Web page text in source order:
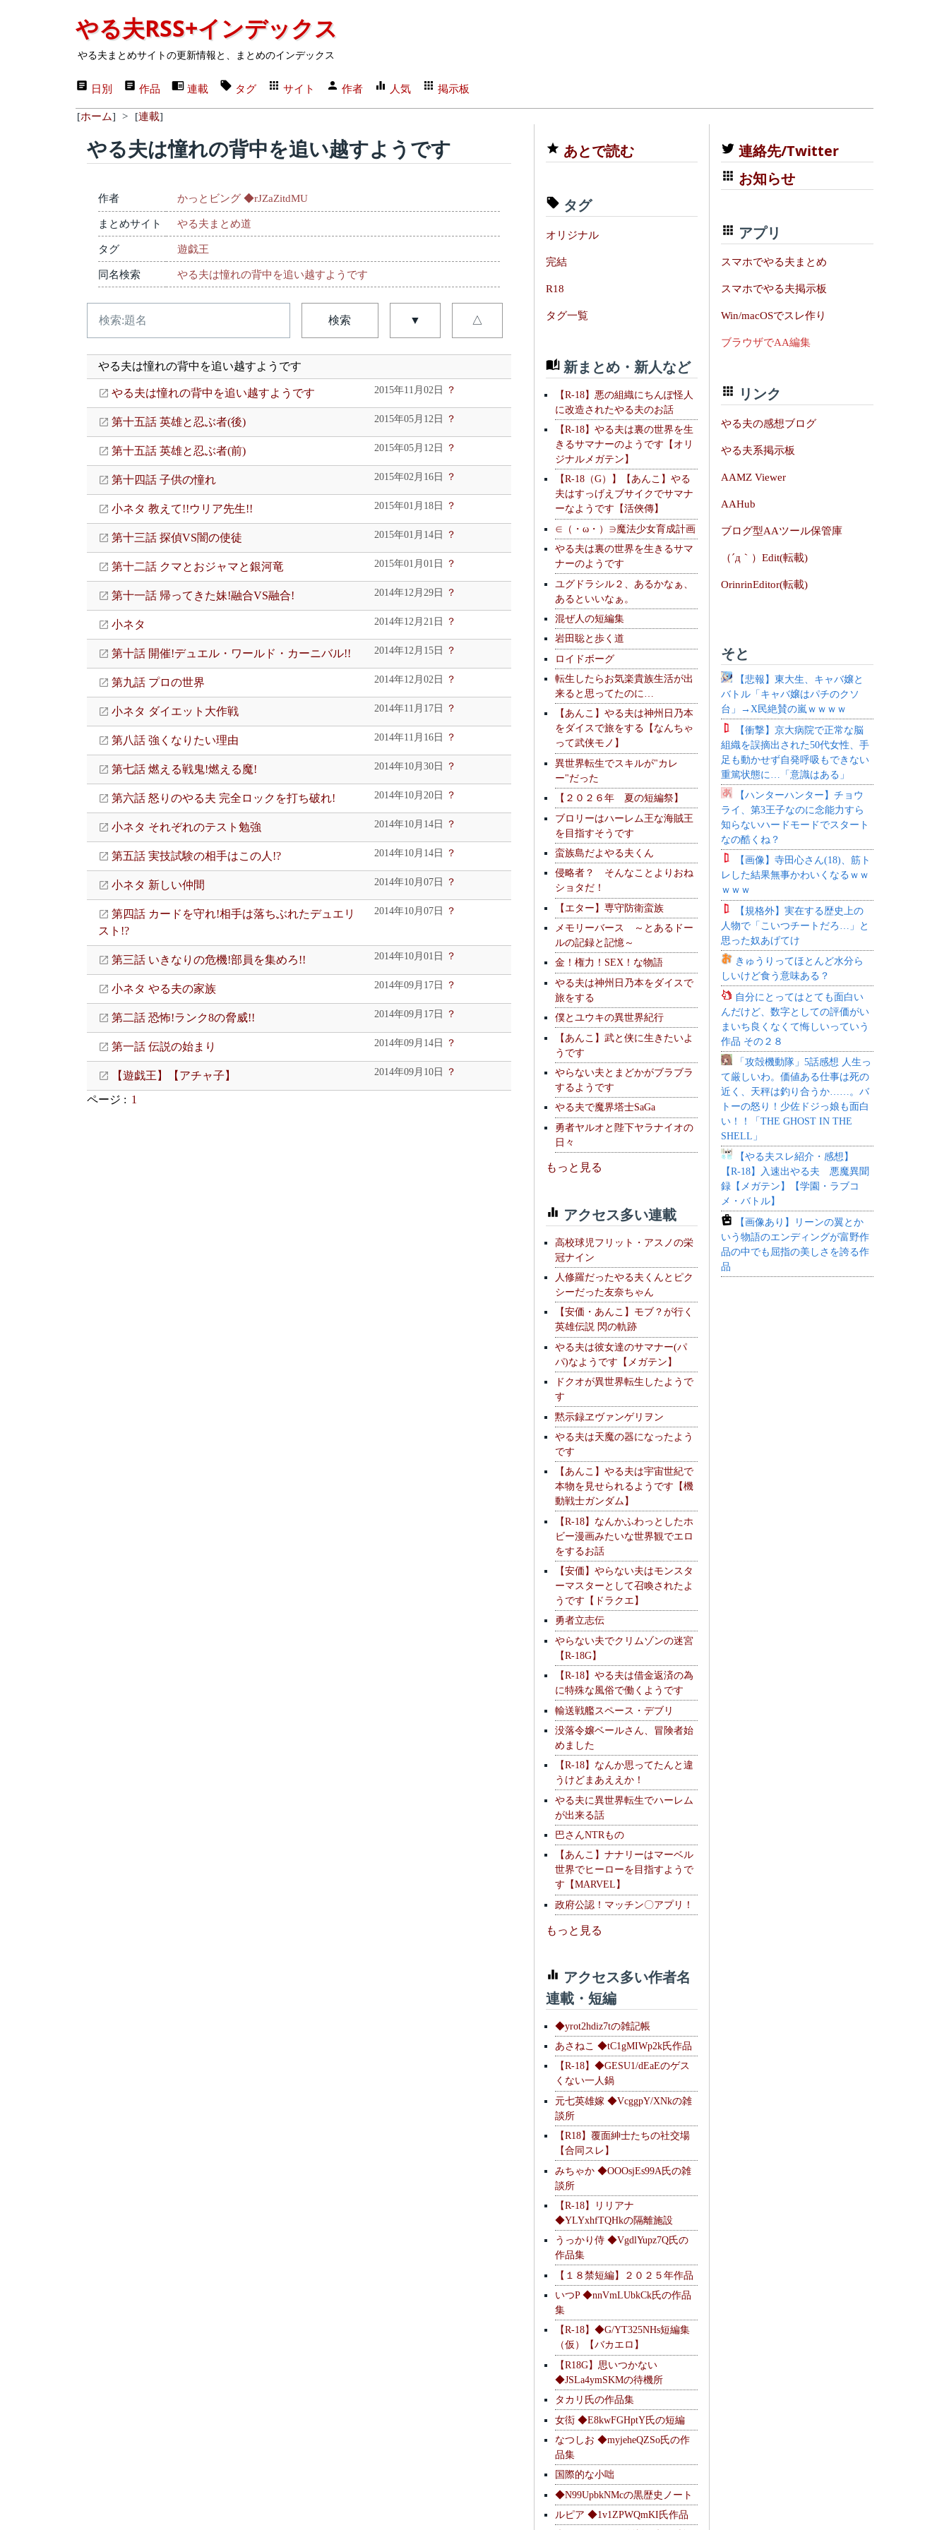
やる夫RSS+インデックス
やる夫まとめサイトの更新情報と、まとめのインデックス
日別 作品 連載 タグ サイト 作者 人気 掲示板
[ホーム] > [連載]
やる夫は憧れの背中を追い越すようです
作者 かっとビング ◆rJZaZitdMU
まとめサイト やる夫まとめ道
タグ 遊戯王
同名検索 やる夫は憧れの背中を追い越すようです
検索 ▼ △
やる夫は憧れの背中を追い越すようです
やる夫は憧れの背中を追い越すようです 2015年11月02日 ？
第十五話 英雄と忍ぶ者(後) 2015年05月12日 ？
第十五話 英雄と忍ぶ者(前) 2015年05月12日 ？
第十四話 子供の憧れ 2015年02月16日 ？
小ネタ 教えて!!ウリア先生!! 2015年01月18日 ？
第十三話 探偵VS闇の使徒 2015年01月14日 ？
第十二話 クマとおジャマと銀河竜 2015年01月01日 ？
第十一話 帰ってきた妹!融合VS融合! 2014年12月29日 ？
小ネタ 2014年12月21日 ？
第十話 開催!デュエル・ワールド・カーニバル!! 2014年12月15日 ？
第九話 プロの世界 2014年12月02日 ？
小ネタ ダイエット大作戦 2014年11月17日 ？
第八話 強くなりたい理由 2014年11月16日 ？
第七話 燃える戦鬼!燃える魔! 2014年10月30日 ？
第六話 怒りのやる夫 完全ロックを打ち破れ! 2014年10月20日 ？
小ネタ それぞれのテスト勉強 2014年10月14日 ？
第五話 実技試験の相手はこの人!? 2014年10月14日 ？
小ネタ 新しい仲間 2014年10月07日 ？
第四話 カードを守れ!相手は落ちぶれたデュエリ
スト!?
2014年10月07日 ？
第三話 いきなりの危機!部員を集めろ!! 2014年10月01日 ？
小ネタ やる夫の家族 2014年09月17日 ？
第二話 恐怖!ランク8の脅威!! 2014年09月17日 ？
第一話 伝説の始まり 2014年09月14日 ？
【遊戯王】【アチャ子】 2014年09月10日 ？
ページ : 1
あとで読む
タグ
オリジナル
完結
R18
タグ一覧
新まとめ・新人など
【R-18】悪の組織にちんぽ怪人
に改造されたやる夫のお話
【R-18】やる夫は裏の世界を生
きるサマナーのようです【オリ
ジナルメガテン】
【R-18（G）】【あんこ】やる
夫はすっげえブサイクでサマナ
ーなようです【活俠傳】
∈（・ω・）∋魔法少女育成計画
やる夫は裏の世界を生きるサマ
ナーのようです
ユグドラシル２、あるかなぁ、
あるといいなぁ。
混ぜ人の短編集
岩田聡と歩く道
ロイドボーグ
転生したらお気楽貴族生活が出
来ると思ってたのに…
【あんこ】やる夫は神州日乃本
をダイスで旅をする【なんちゃ
って武侠モノ】
異世界転生でスキルが"カレ
ー"だった
【２０２６年 夏の短編祭】
ブロリーはハーレム王な海賊王
を目指すそうです
蛮族島だよやる夫くん
侵略者？ そんなことよりおね
ショタだ！
【エター】専守防衛蛮族
メモリーバース ～とあるドー
ルの記録と記憶～
金！権力！SEX！な物語
やる夫は神州日乃本をダイスで
旅をする
僕とユウキの異世界紀行
【あんこ】武と侠に生きたいよ
うです
やらない夫とまどかがブラブラ
するようです
やる夫で魔界塔士SaGa
勇者ヤルオと陛下ヤラナイオの
日々
もっと見る
アクセス多い連載
高校球児フリット・アスノの栄
冠ナイン
人修羅だったやる夫くんとピク
シーだった友奈ちゃん
【安価・あんこ】モブ？が行く
英雄伝説 閃の軌跡
やる夫は彼女達のサマナー(パ
パ)なようです【メガテン】
ドクオが異世界転生したようで
す
黙示録ヱヴァンゲリヲン
やる夫は天魔の器になったよう
です
【あんこ】やる夫は宇宙世紀で
本物を見せられるようです【機
動戦士ガンダム】
【R-18】なんかふわっとしたホ
ビー漫画みたいな世界観でエロ
をするお話
【安価】やらない夫はモンスタ
ーマスターとして召喚されたよ
うです【ドラクエ】
勇者立志伝
やらない夫でクリムゾンの迷宮
【R-18G】
【R-18】やる夫は借金返済の為
に特殊な風俗で働くようです
輸送戦艦スペース・デブリ
没落令嬢ベールさん、冒険者始
めました
【R-18】なんか思ってたんと違
うけどまあええか！
やる夫に異世界転生でハーレム
が出来る話
巴さんNTRもの
【あんこ】ナナリーはマーベル
世界でヒーローを目指すようで
す【MARVEL】
政府公認！マッチン〇アプリ！
もっと見る
アクセス多い作者名
連載・短編
◆yrot2hdiz7tの雑記帳
あさねこ ◆tC1gMIWp2k氏作品
【R-18】◆GESU1/dEaEのゲス
くない一人鍋
元七英雄嫁 ◆VcggpY/XNkの雑
談所
【R18】覆面紳士たちの社交場
【合同スレ】
みちゃか ◆OOOsjEs99A氏の雑
談所
【R-18】リリアナ
◆YLYxhfTQHkの隔離施設
うっかり侍 ◆VgdlYupz7Q氏の
作品集
【１８禁短編】２０２５年作品
いつP ◆nnVmLUbkCk氏の作品
集
【R-18】◆G/YT325NHs短編集
（仮）【バカエロ】
【R18G】思いつかない
◆JSLa4ymSKMの待機所
タカリ氏の作品集
女衒 ◆E8kwFGHptY氏の短編
なつしお ◆myjeheQZSo氏の作
品集
国際的な小咄
◆N99UpbkNMcの黒歴史ノート
ルピア ◆1v1ZPWQmKI氏作品
連絡先/Twitter
お知らせ
アプリ
スマホでやる夫まとめ
スマホでやる夫掲示板
Win/macOSでスレ作り
ブラウザでAA編集
リンク
やる夫の感想ブログ
やる夫系掲示板
AAMZ Viewer
AAHub
ブログ型AAツール保管庫
（´д｀）Edit(転載)
OrinrinEditor(転載)
そと
【悲報】東大生、キャバ嬢と
バトル「キャバ嬢はパチのクソ
台」→X民絶賛の嵐ｗｗｗｗ
【衝撃】京大病院で正常な脳
組織を誤摘出された50代女性、手
足も動かせず自発呼吸もできない
重篤状態に…「意識はある」
【ハンターハンター】チョウ
ライ、第3王子なのに念能力すら
知らないハードモードでスタート
なの酷くね？
【画像】寺田心さん(18)、筋ト
レした結果無事かわいくなるｗｗ
ｗｗｗ
【規格外】実在する歴史上の
人物で「こいつチートだろ…」と
思った奴あげてけ
きゅうりってほとんど水分ら
しいけど食う意味ある？
自分にとってはとても面白い
んだけど、数字としての評価がい
まいち良くなくて悔しいっていう
作品 その２８
「攻殻機動隊」5話感想 人生っ
て厳しいわ。価値ある仕事は死の
近く、天秤は釣り合うか……。バ
トーの怒り！少佐ドジっ娘も面白
い！！「THE GHOST IN THE
SHELL」
【やる夫スレ紹介・感想】
【R-18】入速出やる夫 悪魔異聞
録【メガテン】【学園・ラブコ
メ・バトル】
【画像あり】リーンの翼とか
いう物語のエンディングが富野作
品の中でも屈指の美しさを誇る作
品